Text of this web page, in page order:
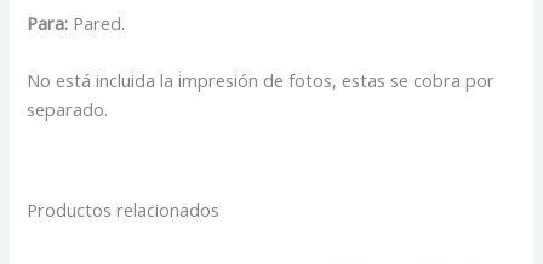
Para: Pared.
No está incluida la impresión de fotos, estas se cobra por
separado.
Productos relacionados